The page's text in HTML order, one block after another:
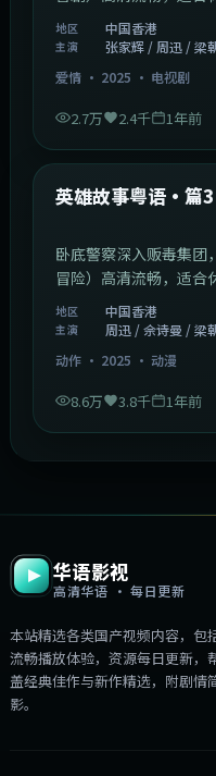
地区 中国香港
主演
张家辉 / 周迅 / 梁
爱情· 2025 · 电视剧
2.7万 2.4千 1年前
最新
英雄故事粤语·篇3
卧底警察深入贩毒集团
冒险）高清流畅，适合
地区 中国香港
主演
周迅 / 佘诗曼 / 梁
动作· 2025 · 动漫
8.6万 3.8千 1年前
华语影视
高清华语 · 每日更新
本站精选各类国产视频内容，包
流畅播放体验，资源每日更新，
盖经典佳作与新作精选，附剧情
影。